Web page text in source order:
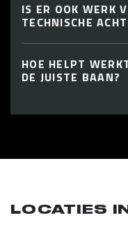
IS ER OOK WERK
TECHNISCHE
HOE HELPT
DE JUISTE BAAN?
LOCATIES